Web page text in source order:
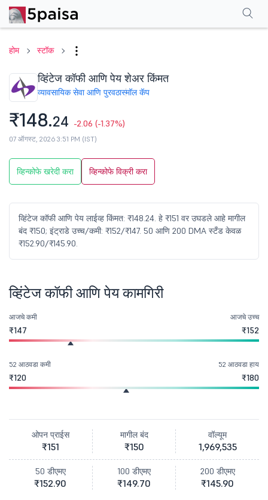
होम स्टॉक
व्हिंटेज कॉफी आणि पेय शेअर किंमत
व्यावसायिक सेवा आणि पुरवठास्मॉल कॅप
₹148.24 -2.06 (-1.37%)
07 ऑगस्ट, 2026 3:51 PM (IST)
व्हिन्कोफे खरेदी करा व्हिन्कोफे विक्री करा
व्हिंटेज कॉफी आणि पेय लाईव्ह किंमत: ₹148.24. हे ₹151 वर उघडले आहे मागील
बंद ₹150; इंट्राडे उच्च/कमी: ₹152/₹147. 50 आणि 200 DMA स्टँड केवळ
₹152.90/₹145.90.
परफॉर्मन्सफायनान्शियल्स एफएक्यू
व्हिंटेज कॉफी आणि पेय कामगिरी
आजचे कमी
₹147
आजचे उच्च
₹152
52 आठवडा कमी
₹120
52 आठवडा हाय
₹180
ओपन प्राईस
₹151
मागील बंद
₹150
वॉल्यूम
1,969,535
50 डीएमए
₹152.90
100 डीएमए
₹149.70
200 डीएमए
₹145.90